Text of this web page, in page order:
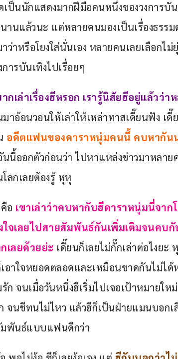
นนักแสดงมากฝีมือคนหนึ่งของวงการบัน
นานแล้วนะ แต่หลายคนมองเป็นเรื่องธรร
าหรือโยงใส่นั่นเอง หลายคนเลยเลือกไม่
ารบันเทิงไปเรื่อยๆ
เล่าเรื่องฮีหรอก เรารู้นิสัยฮีอยู่แล้วว่าห
าอ้อนวอนให้เล่าให้เหล่าทาสเดี๊ยนฟัง เ
อดีตแฟนของดาราหนุ่มคนนี้ คบหากัน
นนี้ออกตัวก่อนว่า ไปหาแหล่งข่าวมาหลาย
ลกเลยต้องรู้ หุหุ
อ เขาเล่าว่าคบหากับฮีดาราหนุ่มนี่จาก
จเลยไปสายสัมพันธ์กันเพิ่มเติมจนคบกั
เลยด้วยย่ะ เดี๊ยนก็เลยไม่กั๊กเล่าต่อไงย
าใจหยอดตลอดและเหมือนขาดกันไม่ได้
ก จนเมื่อวันหนึ่งฮีเริ่มไปเจอเป้าหมายให
จนชีทนไม่ไหว แล้วฮีก็เป็นฝ่ายแมนบอกเ
มพันธ์แบบแฟนดีกว่า